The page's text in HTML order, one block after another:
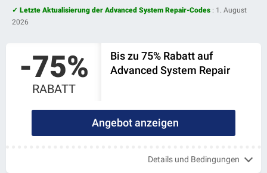
✓ Letzte Aktualisierung der Advanced System Repair-Codes : 1. August
2026
-75%
RABATT
Bis zu 75% Rabatt auf
Advanced System Repair
Angebot anzeigen
Details und Bedingungen